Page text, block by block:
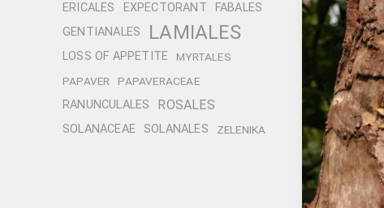
ERICALES
EXPECTORANT
FABALES
GENTIANALES
LAMIALES
LOSS OF APPETITE
MYRTALES
PAPAVER
PAPAVERACEAE
RANUNCULALES ROSALES
SOLANACEAE SOLANALES ZELENIKA